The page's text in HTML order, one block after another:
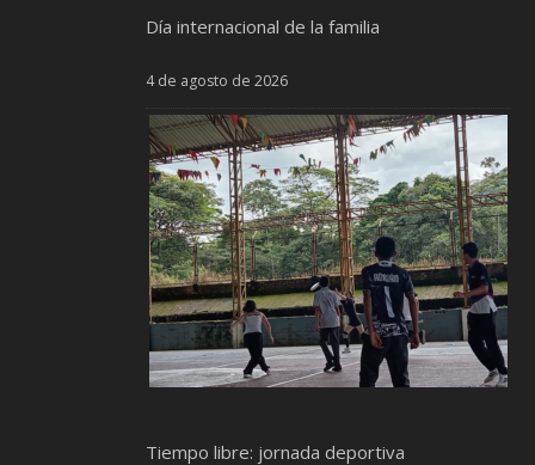
Día internacional de la familia
4 de agosto de 2026
Tiempo libre: jornada deportiva